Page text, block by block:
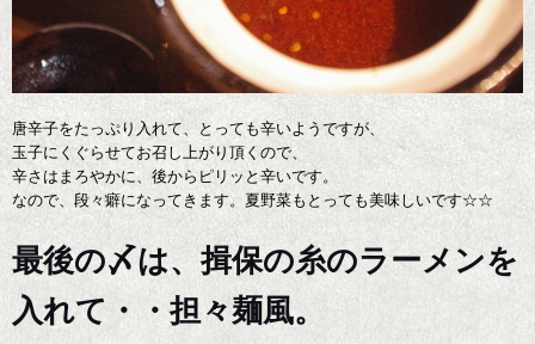
唐辛子をたっぷり入れて、とっても辛いようですが、
玉子にくぐらせてお召し上がり頂くので、
辛さはまろやかに、後からピリッと辛いです。
なので、段々癖になってきます。夏野菜もとっても美味しいです☆☆
最後の〆は、揖保の糸のラーメンを
入れて・・担々麺風。